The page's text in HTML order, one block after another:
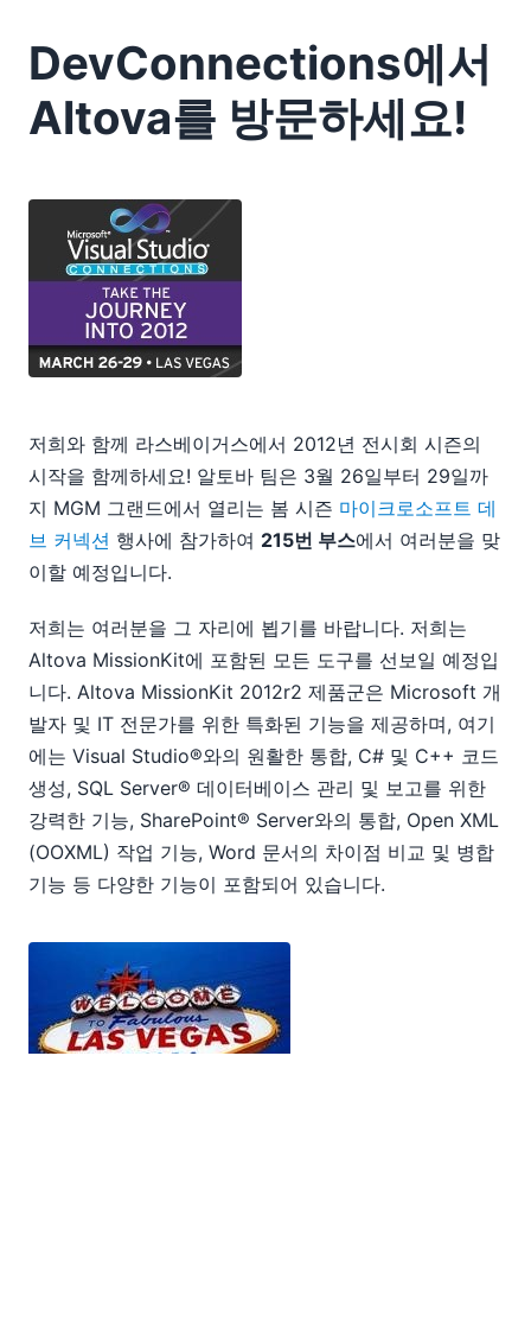
FlowForce 서버 베타 버전 2가 출시되었습니다
이번 봄, FOSE 행사에 Altova 부스를 방문해주세요!
DevConnections에서 Altova를 방문하세요!
웹 페이지 제작: 스타일비전을 활용한 HTML 디자인
04
05
06
10
11
2010
2009
2008
2007
DevConnections에서
Altova를 방문하세요!
저희와 함께 라스베이거스에서 2012년 전시회 시즌의
시작을 함께하세요! 알토바 팀은 3월 26일부터 29일까
지 MGM 그랜드에서 열리는 봄 시즌 마이크로소프트 데
브 커넥션 행사에 참가하여 215번 부스에서 여러분을 맞
이할 예정입니다.
저희는 여러분을 그 자리에 뵙기를 바랍니다. 저희는
Altova MissionKit에 포함된 모든 도구를 선보일 예정입
니다. Altova MissionKit 2012r2 제품군은 Microsoft 개
발자 및 IT 전문가를 위한 특화된 기능을 제공하며, 여기
에는 Visual Studio®와의 원활한 통합, C# 및 C++ 코드
생성, SQL Server® 데이터베이스 관리 및 보고를 위한
강력한 기능, SharePoint® Server와의 통합, Open XML
(OOXML) 작업 기능, Word 문서의 차이점 비교 및 병합
기능 등 다양한 기능이 포함되어 있습니다.